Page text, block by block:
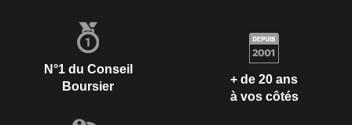
N°1 du Conseil
Boursier
+ de 20 ans
à vos côtés